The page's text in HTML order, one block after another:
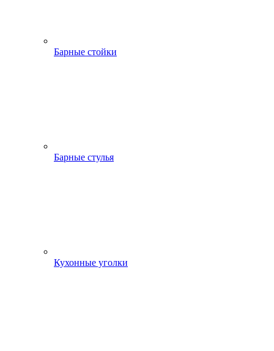
Барные стойки
Барные стулья
Кухонные уголки